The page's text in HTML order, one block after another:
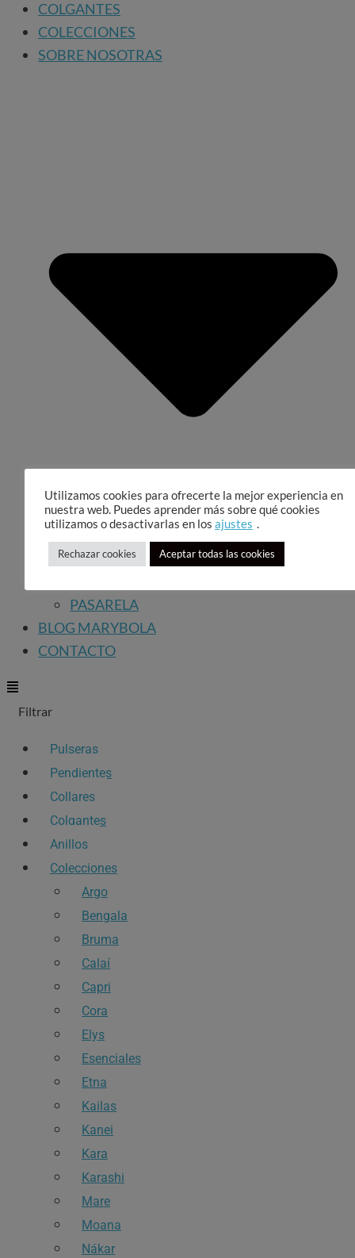
COLGANTES
COLECCIONES
SOBRE NOSOTRAS
PASARELA
BLOG MARYBOLA
CONTACTO
Main
Menu
Filtrar
Pulseras
Pendientes
Collares
Colgantes
Anillos
Colecciones
Argo
Bengala
Bruma
Calaí
Capri
Cora
Elys
Esenciales
Etna
Kailas
Kanei
Kara
Karashi
Mare
Moana
Nákar
Utilizamos cookies para ofrecerte la mejor experiencia en
nuestra web. Puedes aprender más sobre qué cookies
utilizamos o desactivarlas en los ajustes .
Rechazar cookies Aceptar todas las cookies